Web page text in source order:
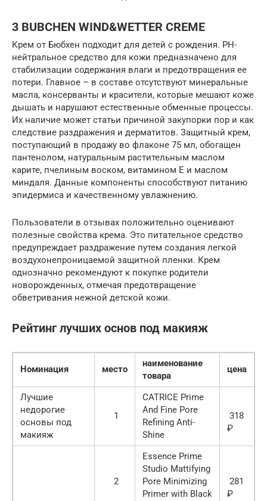
3 BUBCHEN WIND&WETTER CREME
Крем от Бюбхен подходит для детей с рождения. PH-
нейтральное средство для кожи предназначено для
стабилизации содержания влаги и предотвращения ее
потери. Главное – в составе отсутствуют минеральные
масла, консерванты и красители, которые мешают коже
дышать и нарушают естественные обменные процессы.
Их наличие может статьи причиной закупорки пор и как
следствие раздражения и дерматитов. Защитный крем,
поступающий в продажу во флаконе 75 мл, обогащен
пантенолом, натуральным растительным маслом
карите, пчелиным воском, витамином Е и маслом
миндаля. Данные компоненты способствуют питанию
эпидермиса и качественному увлажнению.
Пользователи в отзывах положительно оценивают
полезные свойства крема. Это питательное средство
предупреждает раздражение путем создания легкой
воздухонепроницаемой защитной пленки. Крем
однозначно рекомендуют к покупке родители
новорожденных, отмечая предотвращение
обветривания нежной детской кожи.
Рейтинг лучших основ под макияж
Номинация место
наименование
товара
цена
Лучшие
недорогие
основы под
макияж
1
CATRICE Prime
And Fine Pore
Refining Anti-
Shine
318
₽
2
Essence Prime
Studio Mattifying
Pore Minimizing
Primer with Black
281
₽